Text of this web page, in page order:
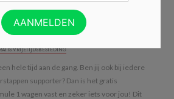
1 wagen van Max
VRIJETIJDSBESTEDING
hele tijd aan de gang. Ben jij ook bij iedere
supporter? Dan is het gratis
1 wagen vast en zeker iets voor jou! Dit